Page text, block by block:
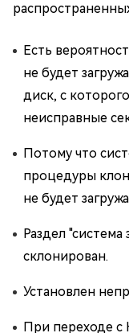
Есть
не будет
диск, с
неисправные
Потому что
процедуры
не будет
Раздел
склонирован.
Установлен
При переходе с